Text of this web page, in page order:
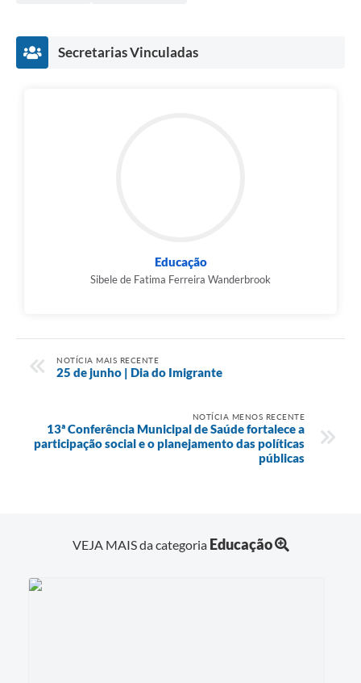
Secretarias Vinculadas
Educação
Sibele de Fatima Ferreira Wanderbrook
NOTÍCIA MAIS RECENTE
25 de junho | Dia do Imigrante
NOTÍCIA MENOS RECENTE
13ª Conferência Municipal de Saúde fortalece a
participação social e o planejamento das políticas
públicas
VEJA MAIS da categoria Educação